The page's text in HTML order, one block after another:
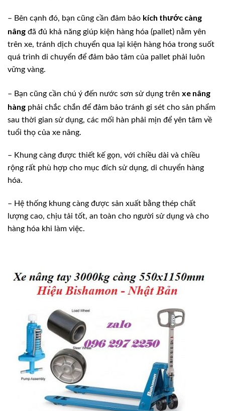
– Bên cạnh đó, bạn cũng cần đảm bảo kích thước càng
nâng đã đủ khả năng giúp kiện hàng hóa (pallet) nằm yên
trên xe, tránh dịch chuyển qua lại kiện hàng hóa trong suốt
quá trình di chuyển để đảm bảo tâm của pallet phải luôn
vững vàng.
– Bạn cũng cần chú ý đến nước sơn sử dụng trên xe nâng
hàng phải chắc chắn để đảm bảo tránh gỉ sét cho sản phẩm
sau thời gian sử dụng, các mối hàn phải mịn để yên tâm về
tuổi thọ của xe nâng.
– Khung càng được thiết kế gọn, với chiều dài và chiều
rộng rất phù hợp cho mục đích sử dụng, di chuyển hàng
hóa.
– Hệ thống khung càng được sản xuất bằng thép chất
lượng cao, chịu tải tốt, an toàn cho người sử dụng và cho
hàng hóa khi làm việc.